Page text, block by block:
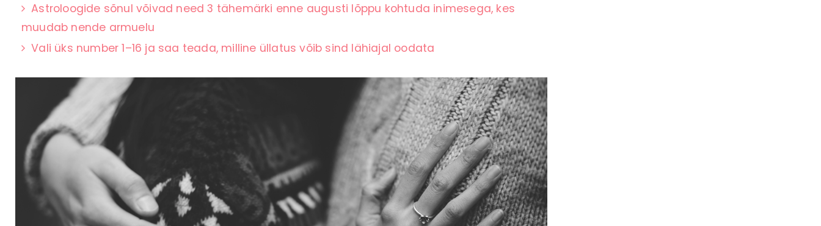
Astroloogide sõnul võivad need 3 tähemärki enne augusti lõppu kohtuda inimesega, kes
muudab nende armuelu
Vali üks number 1–16 ja saa teada, milline üllatus võib sind lähiajal oodata